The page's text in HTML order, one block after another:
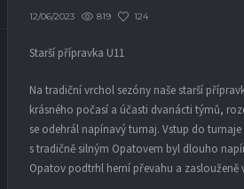
12/06/2023 819 124
Starší přípravka U11
Na tradiční vrchol sezóny naše starší
krásného počasí a účasti dvanácti týmů,
se odehrál napínavý turnaj. Vstup do turnaje
s tradičně silným Opatovem byl dlouho
Opatov podtrhl herní převahu a zaslouženě